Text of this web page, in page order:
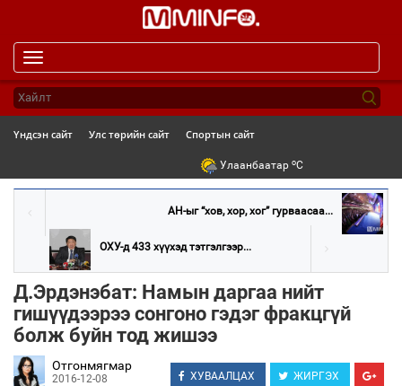
navigation
Үндсэн сайт Улс төрийн сайт Спортын сайт
Улаанбаатар oC
АН-ыг “хов, хор, хог” гурваасаа...
ОХУ-д 433 хүүхэд тэтгэлгээр...
Д.Эрдэнэбат: Намын даргаа нийт
гишүүдээрээ сонгоно гэдэг фракцгүй
болж буйн тод жишээ
Отгонмягмар
2016-12-08 ХУВААЛЦАХ ЖИРГЭХ